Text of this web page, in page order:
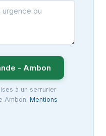
- Ambon
à un serrurier
Ambon. Mentions